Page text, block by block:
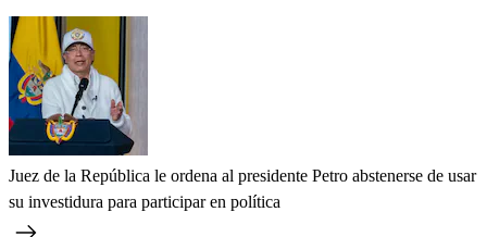
Juez de la República le ordena al presidente Petro abstenerse de usar
su investidura para participar en política